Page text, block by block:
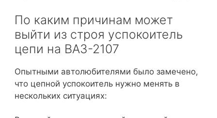
По каким причинам может
выйти из строя успокоитель
цепи на ВАЗ-2107
Опытными автолюбителями было замечено,
что цепной успокоитель нужно менять в
нескольких ситуациях: